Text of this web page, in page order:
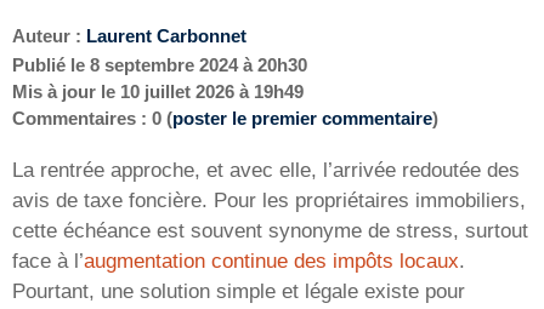
Auteur : Laurent Carbonnet
Publié le 8 septembre 2024 à 20h30
Mis à jour le 10 juillet 2026 à 19h49
Commentaires : 0 (poster le premier commentaire)
La rentrée approche, et avec elle, l’arrivée redoutée des
avis de taxe foncière. Pour les propriétaires immobiliers,
cette échéance est souvent synonyme de stress, surtout
face à l’augmentation continue des impôts locaux.
Pourtant, une solution simple et légale existe pour